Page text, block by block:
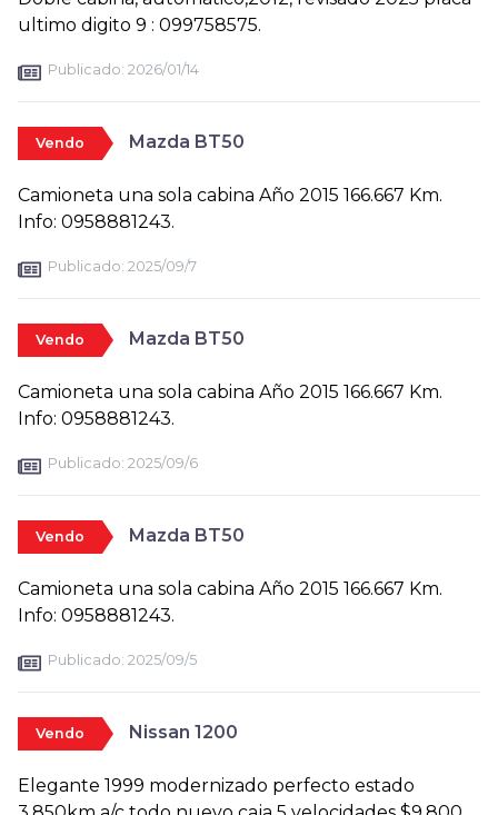
ultimo digito 9 : 099758575.
Publicado: 2026/01/14
Vendo Mazda BT50
Camioneta una sola cabina Año 2015 166.667 Km.
Info: 0958881243.
Publicado: 2025/09/7
Vendo Mazda BT50
Camioneta una sola cabina Año 2015 166.667 Km.
Info: 0958881243.
Publicado: 2025/09/6
Vendo Mazda BT50
Camioneta una sola cabina Año 2015 166.667 Km.
Info: 0958881243.
Publicado: 2025/09/5
Vendo Nissan 1200
Elegante 1999 modernizado perfecto estado